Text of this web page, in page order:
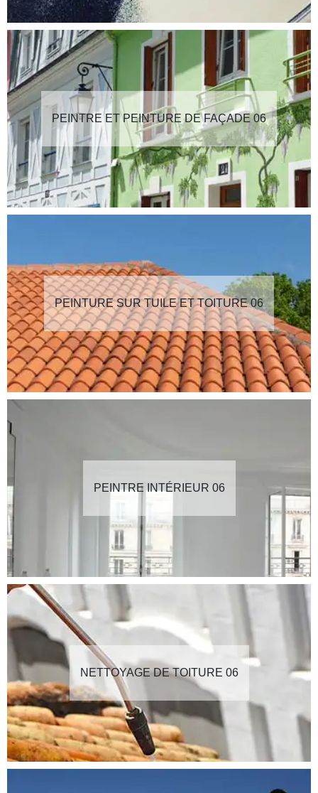
PEINTRE ET PEINTURE DE FAÇADE 06
PEINTURE SUR TUILE ET TOITURE 06
PEINTRE INTÉRIEUR 06
NETTOYAGE DE TOITURE 06